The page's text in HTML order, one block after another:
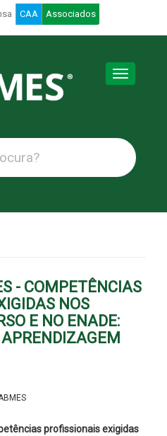
CAA Associados
Toggle
- COMPETÊNCIAS
NOS
E NO ENADE:
profissionais exigidas